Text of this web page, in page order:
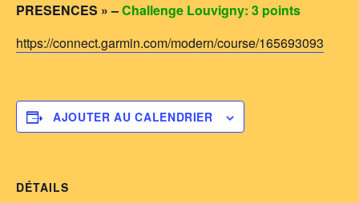
PRESENCES » –Challenge Louvigny: 3 points
https://connect.garmin.com/modern/course/165693093
AJOUTER AU CALENDRIER
DÉTAILS